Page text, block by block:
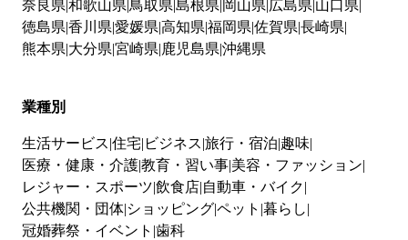
奈良県 和歌山県 鳥取県 島根県 岡山県 広島県 山口県
徳島県 香川県 愛媛県 高知県 福岡県 佐賀県 長崎県
熊本県 大分県 宮崎県 鹿児島県 沖縄県
業種別
生活サービス 住宅 ビジネス 旅行・宿泊 趣味
医療・健康・介護教育・習い事 美容・ファッション
レジャー・スポーツ 飲食店 自動車・バイク
公共機関・団体 ショッピングペット 暮らし
冠婚葬祭・イベント 歯科